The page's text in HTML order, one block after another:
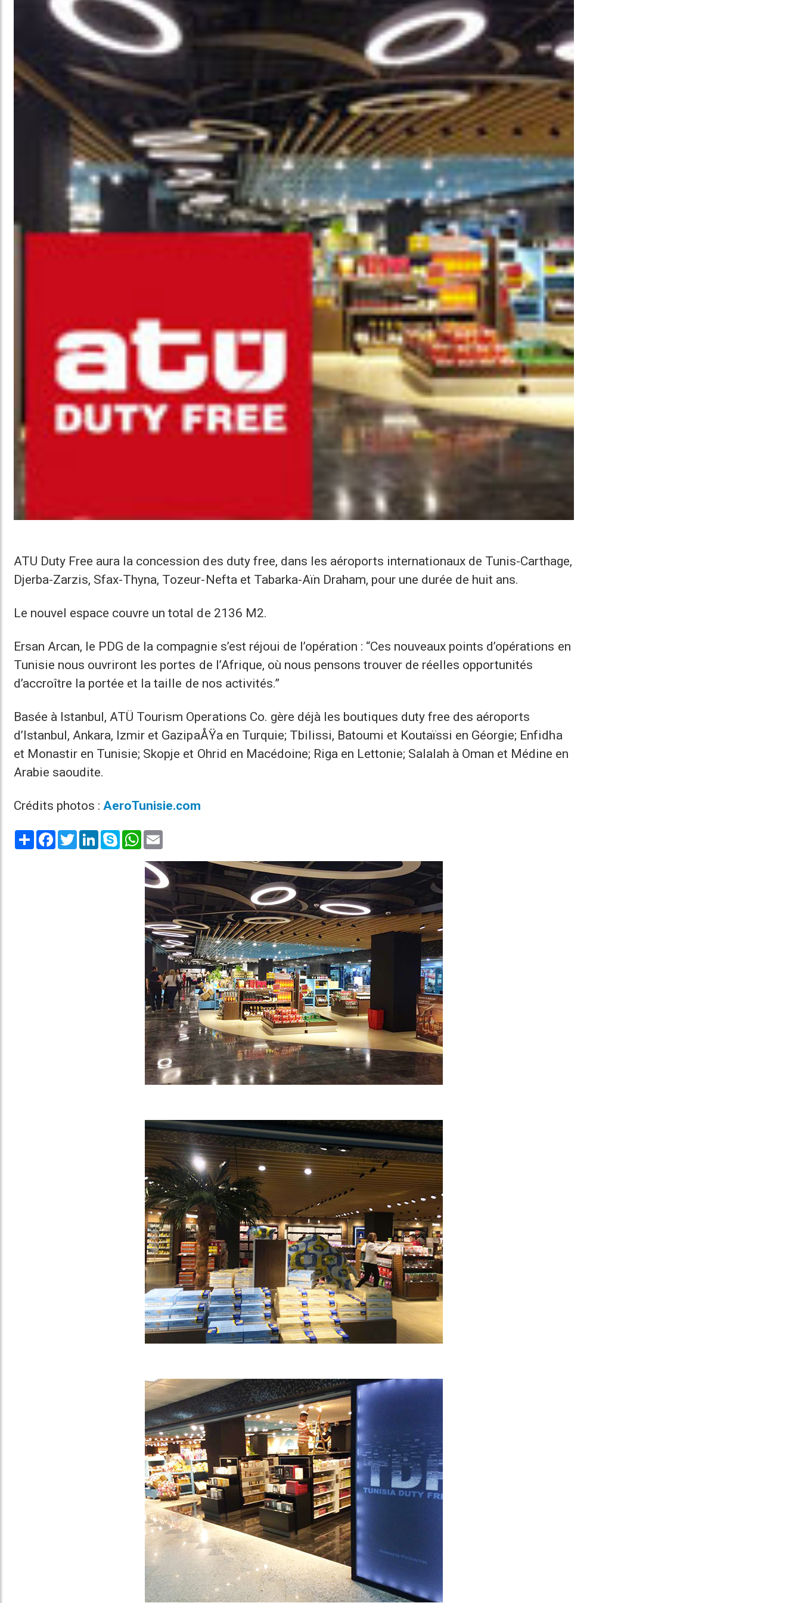
ATU Duty Free aura la concession des duty free, dans les aéroports internationaux de Tunis-Carthage,
Djerba-Zarzis, Sfax-Thyna, Tozeur-Nefta et Tabarka-Aïn Draham, pour une durée de huit ans.
Le nouvel espace couvre un total de 2136 M2.
Ersan Arcan, le PDG de la compagnie s’est réjoui de l’opération : “Ces nouveaux points d’opérations en
Tunisie nous ouvriront les portes de l’Afrique, où nous pensons trouver de réelles opportunités
d’accroître la portée et la taille de nos activités.”
Basée à Istanbul, ATÜ Tourism Operations Co. gère déjà les boutiques duty free des aéroports
d’Istanbul, Ankara, Izmir et GazipaÅŸa en Turquie; Tbilissi, Batoumi et Koutaïssi en Géorgie; Enfidha
et Monastir en Tunisie; Skopje et Ohrid en Macédoine; Riga en Lettonie; Salalah à Oman et Médine en
Arabie saoudite.
Crédits photos : AeroTunisie.com
Share FacebookTwitterLinkedInSkype WhatsApp